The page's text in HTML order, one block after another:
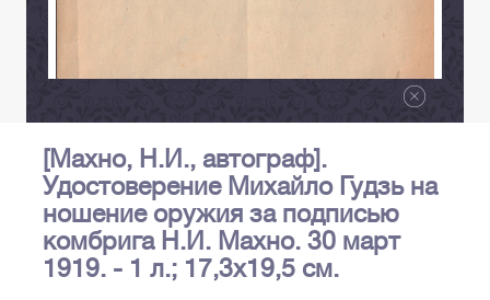
[Махно, Н.И., автограф].
Удостоверение Михайло Гудзь на
ношение оружия за подписью
комбрига Н.И. Махно. 30 март
1919. - 1 л.; 17,3х19,5 см.